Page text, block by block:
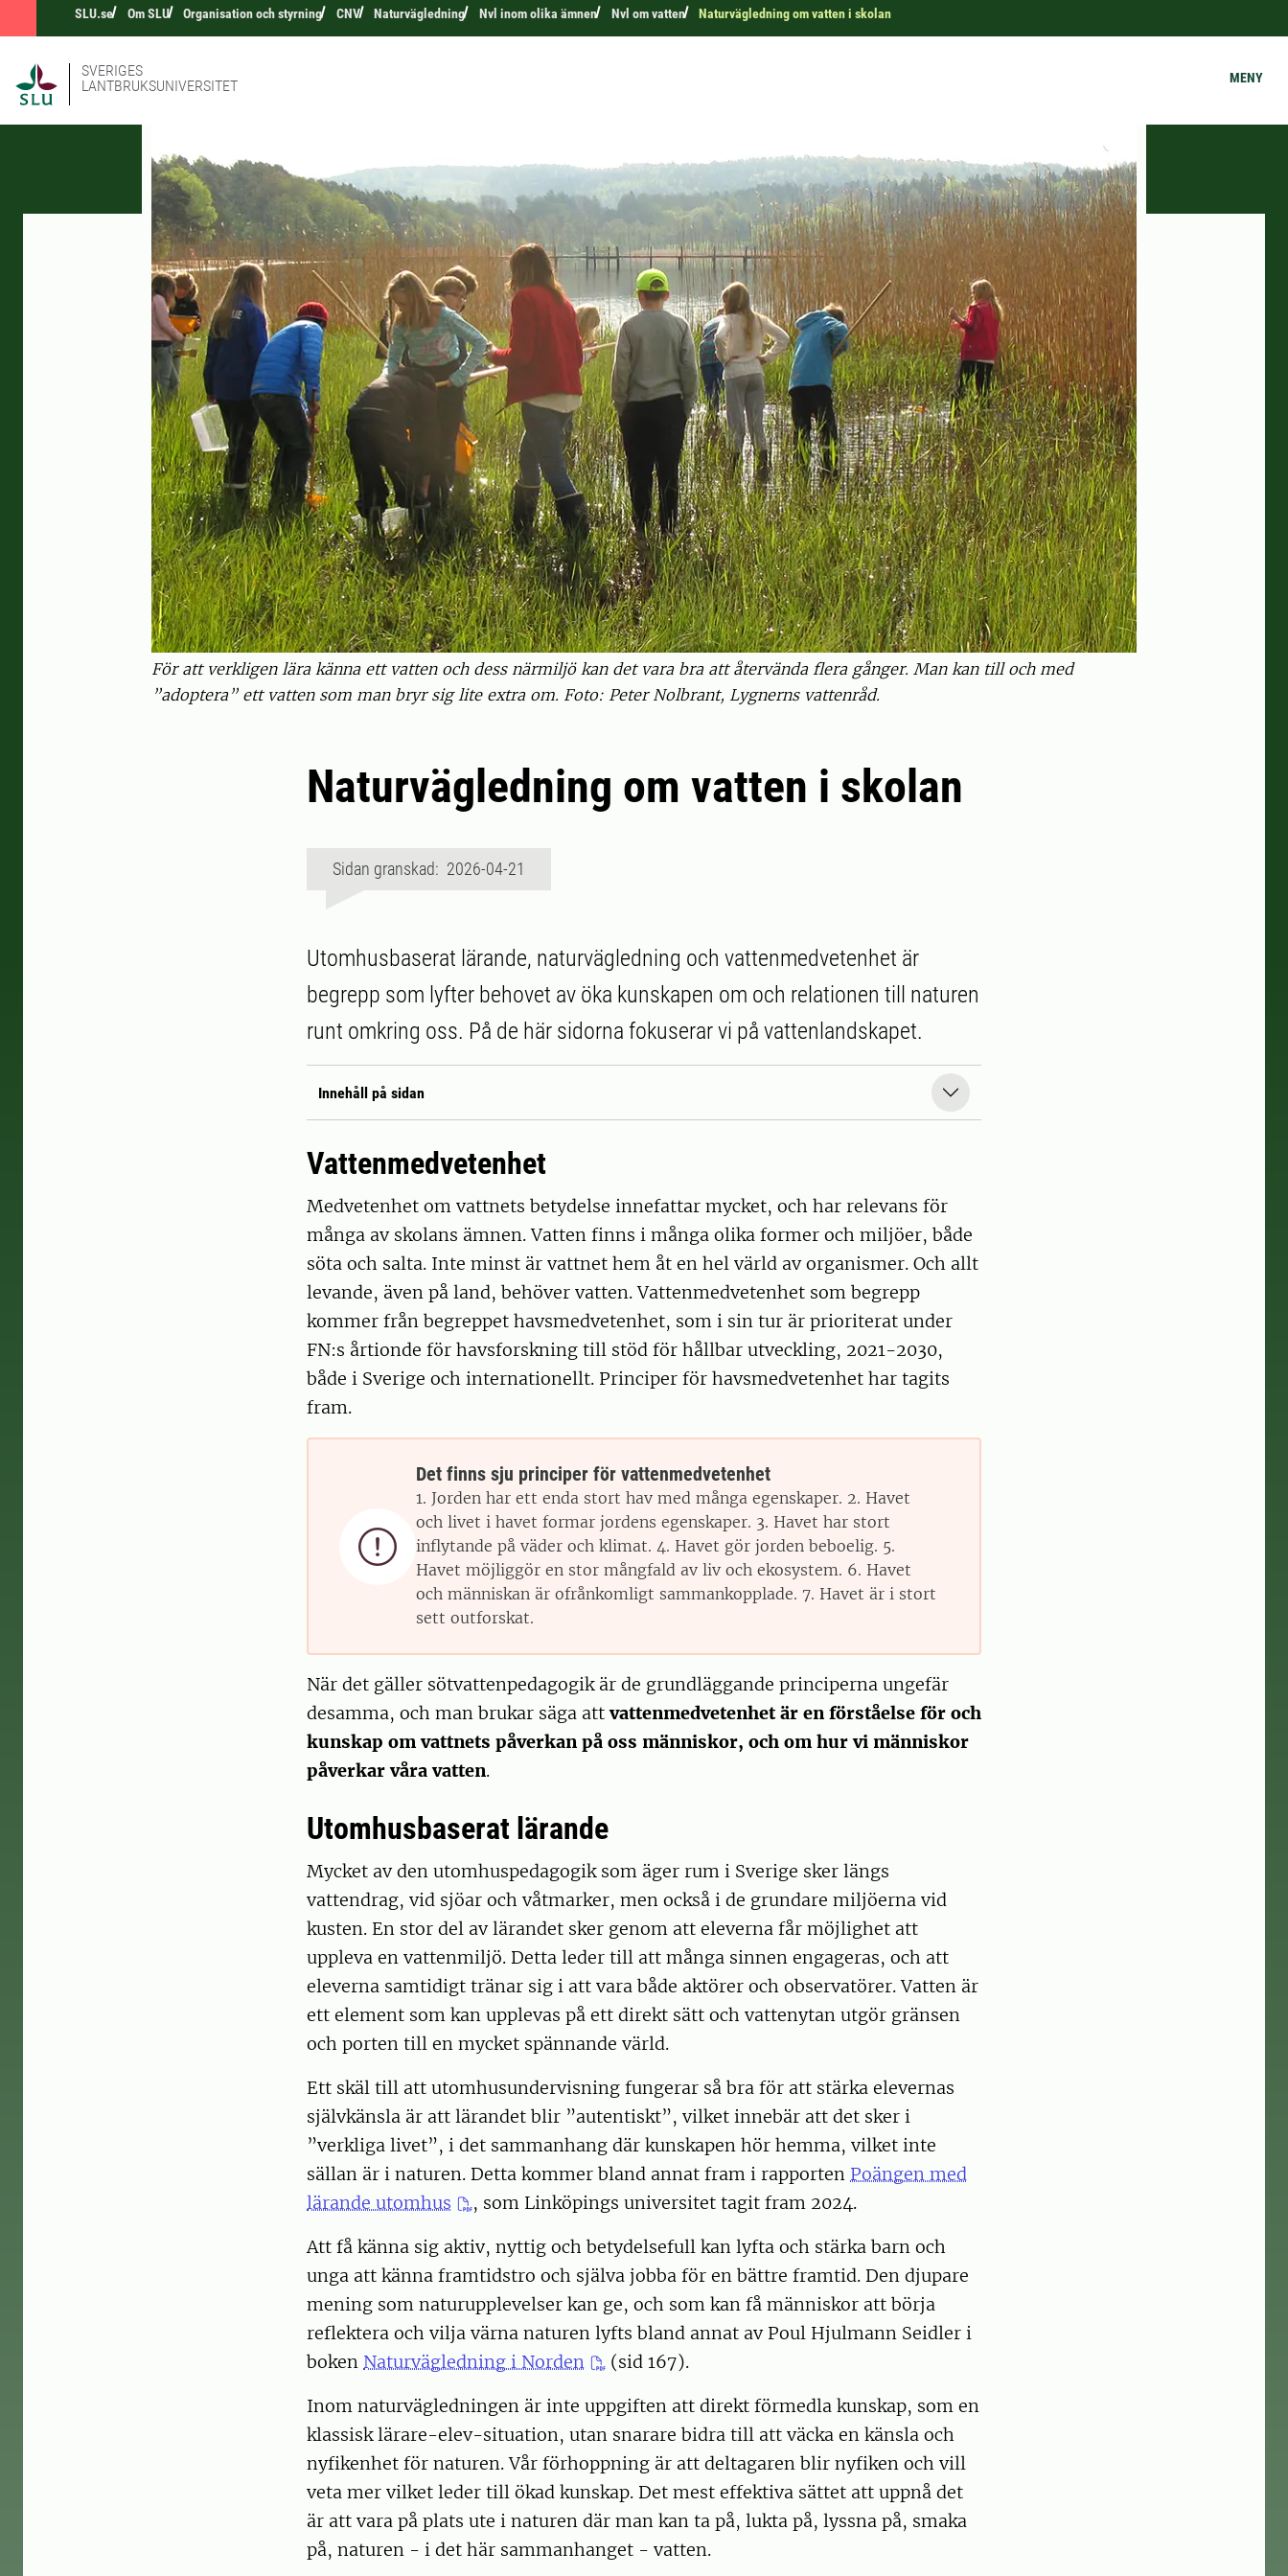
SLU.se Om SLU Organisation och styrning CNV Naturvägledning Nvl inom olika ämnen Nvl om vatten Naturvägledning om vatten i skolan
SVERIGES
LANTBRUKSUNIVERSITET
MENY
För att verkligen lära känna ett vatten och dess närmiljö kan det vara bra att återvända flera gånger. Man kan till och med
”adoptera” ett vatten som man bryr sig lite extra om. Foto: Peter Nolbrant, Lygnerns vattenråd.
Naturvägledning om vatten i skolan
Sidan granskad: 2026-04-21
Utomhusbaserat lärande, naturvägledning och vattenmedvetenhet är
begrepp som lyfter behovet av öka kunskapen om och relationen till naturen
runt omkring oss. På de här sidorna fokuserar vi på vattenlandskapet.
Innehåll på sidan
Vattenmedvetenhet
Medvetenhet om vattnets betydelse innefattar mycket, och har relevans för
många av skolans ämnen. Vatten finns i många olika former och miljöer, både
söta och salta. Inte minst är vattnet hem åt en hel värld av organismer. Och allt
levande, även på land, behöver vatten. Vattenmedvetenhet som begrepp
kommer från begreppet havsmedvetenhet, som i sin tur är prioriterat under
FN:s årtionde för havsforskning till stöd för hållbar utveckling, 2021-2030,
både i Sverige och internationellt. Principer för havsmedvetenhet har tagits
fram.

Det finns sju principer för vattenmedvetenhet
1. Jorden har ett enda stort hav med många egenskaper. 2. Havet
och livet i havet formar jordens egenskaper. 3. Havet har stort
inflytande på väder och klimat. 4. Havet gör jorden beboelig. 5.
Havet möjliggör en stor mångfald av liv och ekosystem. 6. Havet
och människan är ofrånkomligt sammankopplade. 7. Havet är i stort
sett outforskat.
När det gäller sötvattenpedagogik är de grundläggande principerna ungefär
desamma, och man brukar säga attvattenmedvetenhet är en förståelse för och
kunskap om vattnets påverkan på oss människor, och om hur vi människor
påverkar våra vatten.
Utomhusbaserat lärande
Mycket av den utomhuspedagogik som äger rum i Sverige sker längs
vattendrag, vid sjöar och våtmarker, men också i de grundare miljöerna vid
kusten. En stor del av lärandet sker genom att eleverna får möjlighet att
uppleva en vattenmiljö. Detta leder till att många sinnen engageras, och att
eleverna samtidigt tränar sig i att vara både aktörer och observatörer. Vatten är
ett element som kan upplevas på ett direkt sätt och vattenytan utgör gränsen
och porten till en mycket spännande värld.
Ett skäl till att utomhusundervisning fungerar så bra för att stärka elevernas
självkänsla är att lärandet blir ”autentiskt”, vilket innebär att det sker i
”verkliga livet”, i det sammanhang där kunskapen hör hemma, vilket inte
sällan är i naturen. Detta kommer bland annat fram i rapporten Poängen med
lärande utomhus
, som Linköpings universitet tagit fram 2024.
Att få känna sig aktiv, nyttig och betydelsefull kan lyfta och stärka barn och
unga att känna framtidstro och själva jobba för en bättre framtid. Den djupare
mening som naturupplevelser kan ge, och som kan få människor att börja
reflektera och vilja värna naturen lyfts bland annat av Poul Hjulmann Seidler i
boken Naturvägledning i Norden
(sid 167).
Inom naturvägledningen är inte uppgiften att direkt förmedla kunskap, som en
klassisk lärare-elev-situation, utan snarare bidra till att väcka en känsla och
nyfikenhet för naturen. Vår förhoppning är att deltagaren blir nyfiken och vill
veta mer vilket leder till ökad kunskap. Det mest effektiva sättet att uppnå det
är att vara på plats ute i naturen där man kan ta på, lukta på, lyssna på, smaka
på, naturen - i det här sammanhanget - vatten.